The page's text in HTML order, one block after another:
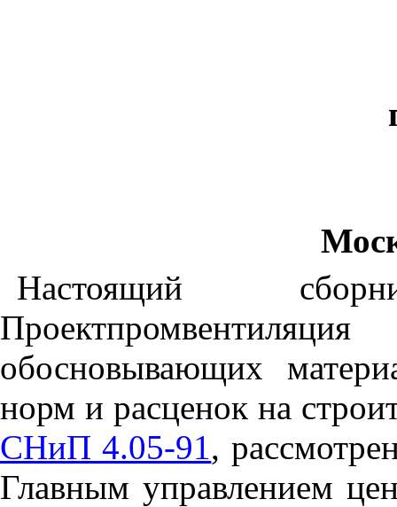
Настоящий
обосновывающих
норм и расценок на
СНиП 4.05-91,
Главным управлением